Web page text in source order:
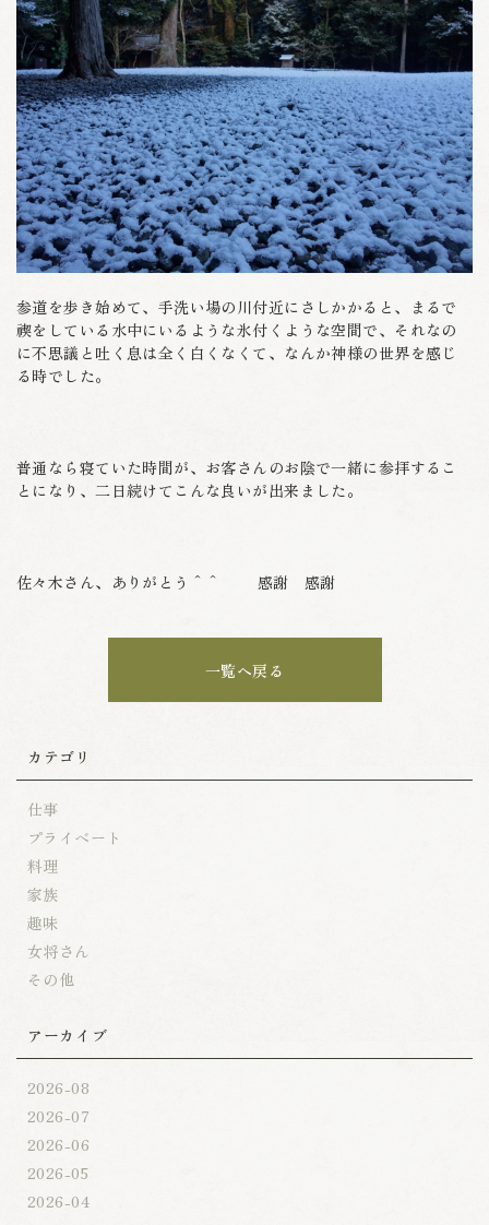
参道を歩き始めて、手洗い場の川付近にさしかかると、まるで
禊をしている水中にいるような氷付くような空間で、それなの
に不思議と吐く息は全く白くなくて、なんか神様の世界を感じ
る時でした。
普通なら寝ていた時間が、お客さんのお陰で一緒に参拝するこ
とになり、二日続けてこんな良いが出来ました。
佐々木さん、ありがとう＾＾ 感謝 感謝
一覧へ戻る
カテゴリ
仕事
プライベート
料理
家族
趣味
女将さん
その他
アーカイブ
2026-08
2026-07
2026-06
2026-05
2026-04